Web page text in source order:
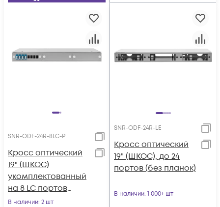
SNR-ODF-24R-8LC-P
Кросс оптический
19" (ШКОС)
укомплектованный
на 8 LC портов
(комплект с
В наличии: 2 шт
SNR-ODF-24R-LE
Кросс оптический
19" (ШКОС), до 24
портов (без планок)
В наличии: 1 000+ шт